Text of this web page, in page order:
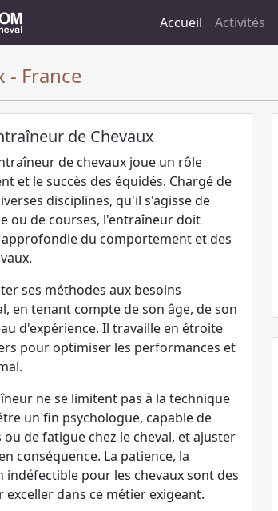
Accueil Activités
- France
de Chevaux
de chevaux joue un rôle
et le succès des équidés. Chargé de
disciplines, qu'il s'agisse de
ou de courses, l'entraîneur doit
du comportement et des
ses méthodes aux besoins
en tenant compte de son âge, de son
d'expérience. Il travaille en étroite
pour optimiser les performances et
ne se limitent pas à la technique
un fin psychologue, capable de
de fatigue chez le cheval, et ajuster
conséquence. La patience, la
indéfectible pour les chevaux sont des
dans ce métier exigeant.